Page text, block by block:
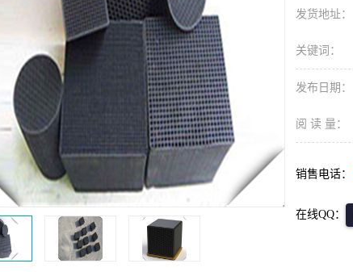
发货地址：
关键词：
发布日期：
阅 读 量：
销售电话：
在线QQ：